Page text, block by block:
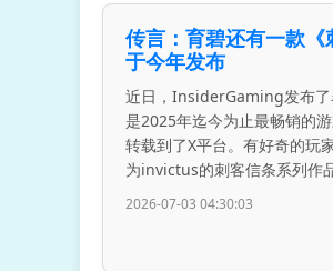
传言：育碧还有一款
于今年发布
近日，InsiderGaming发布了
是2025年迄今为止最畅销的
转载到了X平台。有好奇的玩
为invictus的刺客信条系列作
2026-07-03 04:30:03